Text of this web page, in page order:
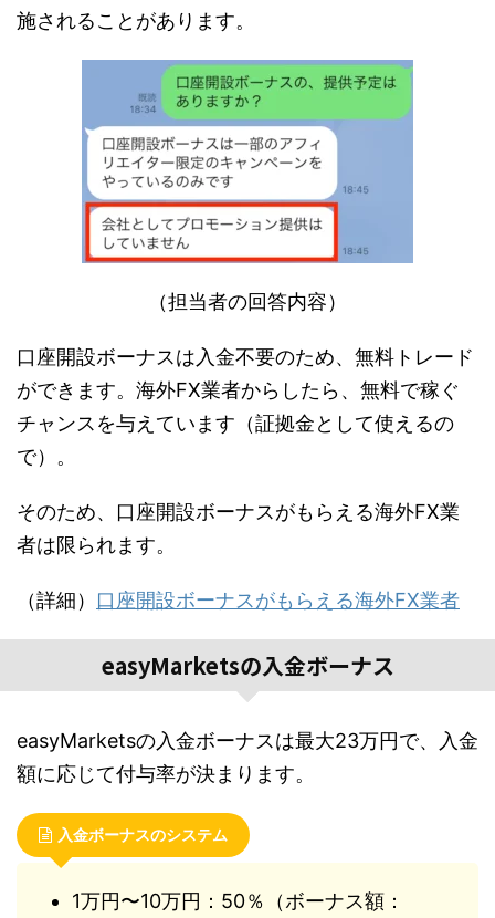
施されることがあります。
（担当者の回答内容）
口座開設ボーナスは入金不要のため、無料トレード
ができます。海外FX業者からしたら、無料で稼ぐ
チャンスを与えています（証拠金として使えるの
で）。
そのため、口座開設ボーナスがもらえる海外FX業
者は限られます。
（詳細） 口座開設ボーナスがもらえる海外FX業者
easyMarketsの入金ボーナス
easyMarketsの入金ボーナスは最大23万円で、入金
額に応じて付与率が決まります。
入金ボーナスのシステム
1万円〜10万円：50％（ボーナス額：